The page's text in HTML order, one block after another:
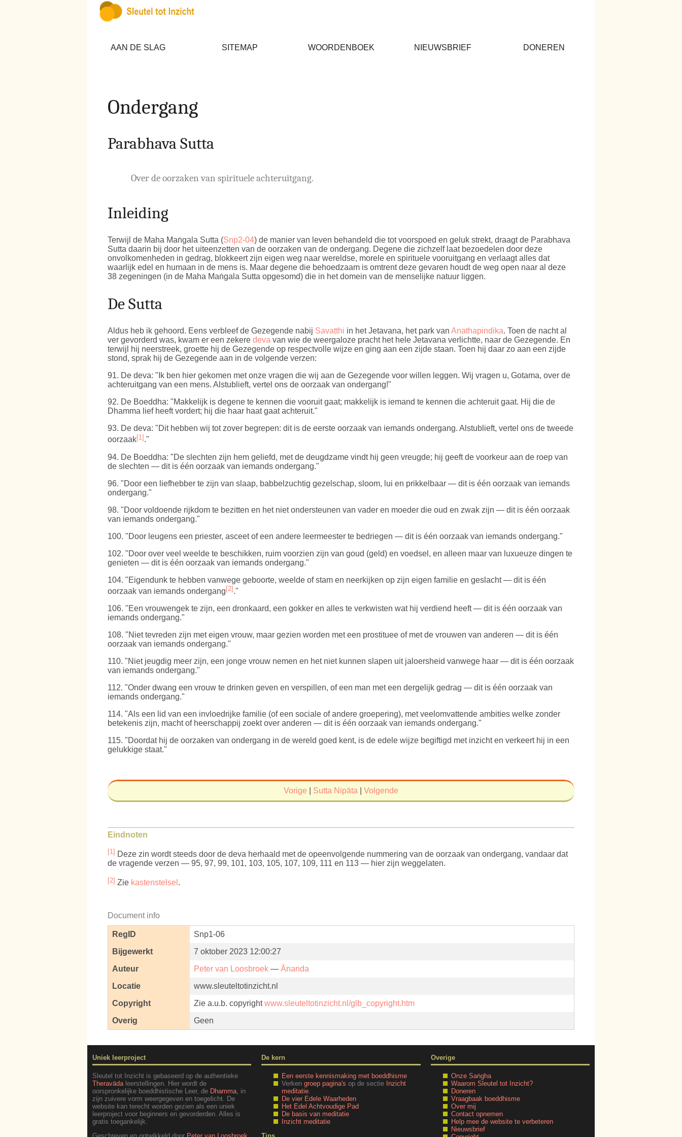
AAN DE SLAG SITEMAP WOORDENBOEK NIEUWSBRIEF DONEREN
Ondergang
Parabhava Sutta
Over de oorzaken van spirituele achteruitgang.
Inleiding
Terwijl de Maha Maṅgala Sutta (Snp2-04) de manier van leven behandeld die tot voorspoed en geluk strekt, draagt de Parabhava
Sutta daarin bij door het uiteenzetten van de oorzaken van de ondergang. Degene die zichzelf laat bezoedelen door deze
onvolkomenheden in gedrag, blokkeert zijn eigen weg naar wereldse, morele en spirituele vooruitgang en verlaagt alles dat
waarlijk edel en humaan in de mens is. Maar degene die behoedzaam is omtrent deze gevaren houdt de weg open naar al deze
38 zegeningen (in de Maha Maṅgala Sutta opgesomd) die in het domein van de menselijke natuur liggen.
De Sutta
Aldus heb ik gehoord. Eens verbleef de Gezegende nabij Savatthi in het Jetavana, het park van Anathapindika. Toen de nacht al
ver gevorderd was, kwam er een zekere deva van wie de weergaloze pracht het hele Jetavana verlichtte, naar de Gezegende. En
terwijl hij neerstreek, groette hij de Gezegende op respectvolle wijze en ging aan een zijde staan. Toen hij daar zo aan een zijde
stond, sprak hij de Gezegende aan in de volgende verzen:
91. De deva: "Ik ben hier gekomen met onze vragen die wij aan de Gezegende voor willen leggen. Wij vragen u, Gotama, over de
achteruitgang van een mens. Alstublieft, vertel ons de oorzaak van ondergang!"
92. De Boeddha: "Makkelijk is degene te kennen die vooruit gaat; makkelijk is iemand te kennen die achteruit gaat. Hij die de
Dhamma lief heeft vordert; hij die haar haat gaat achteruit."
93. De deva: "Dit hebben wij tot zover begrepen: dit is de eerste oorzaak van iemands ondergang. Alstublieft, vertel ons de tweede
oorzaak[1]."
94. De Boeddha: "De slechten zijn hem geliefd, met de deugdzame vindt hij geen vreugde; hij geeft de voorkeur aan de roep van
de slechten — dit is één oorzaak van iemands ondergang."
96. "Door een liefhebber te zijn van slaap, babbelzuchtig gezelschap, sloom, lui en prikkelbaar — dit is één oorzaak van iemands
ondergang."
98. "Door voldoende rijkdom te bezitten en het niet ondersteunen van vader en moeder die oud en zwak zijn — dit is één oorzaak
van iemands ondergang."
100. "Door leugens een priester, asceet of een andere leermeester te bedriegen — dit is één oorzaak van iemands ondergang."
102. "Door over veel weelde te beschikken, ruim voorzien zijn van goud (geld) en voedsel, en alleen maar van luxueuze dingen te
genieten — dit is één oorzaak van iemands ondergang."
104. "Eigendunk te hebben vanwege geboorte, weelde of stam en neerkijken op zijn eigen familie en geslacht — dit is één
oorzaak van iemands ondergang[2]."
106. "Een vrouwengek te zijn, een dronkaard, een gokker en alles te verkwisten wat hij verdiend heeft — dit is één oorzaak van
iemands ondergang."
108. "Niet tevreden zijn met eigen vrouw, maar gezien worden met een prostituee of met de vrouwen van anderen — dit is één
oorzaak van iemands ondergang."
110. "Niet jeugdig meer zijn, een jonge vrouw nemen en het niet kunnen slapen uit jaloersheid vanwege haar — dit is één oorzaak
van iemands ondergang."
112. "Onder dwang een vrouw te drinken geven en verspillen, of een man met een dergelijk gedrag — dit is één oorzaak van
iemands ondergang."
114. "Als een lid van een invloedrijke familie (of een sociale of andere groepering), met veelomvattende ambities welke zonder
betekenis zijn, macht of heerschappij zoekt over anderen — dit is één oorzaak van iemands ondergang."
115. "Doordat hij de oorzaken van ondergang in de wereld goed kent, is de edele wijze begiftigd met inzicht en verkeert hij in een
gelukkige staat."
Vorige Sutta Nipāta Volgende
Eindnoten
[1] Deze zin wordt steeds door de deva herhaald met de opeenvolgende nummering van de oorzaak van ondergang, vandaar dat
de vragende verzen — 95, 97, 99, 101, 103, 105, 107, 109, 111 en 113 — hier zijn weggelaten.
[2] Zie kastenstelsel .
Document info
RegID
Snp1-06
Bijgewerkt
7 oktober 2023 12:00:27
Auteur
Peter van Loosbroek — Ānanda
Locatie
www.sleuteltotinzicht.nl
Copyright
Zie a.u.b. copyrightwww.sleuteltotinzicht.nl/glb_copyright.htm
Overig
Geen
Uniek leerproject
Sleutel tot Inzicht is gebaseerd op de authentieke
Theravādaleerstellingen. Hier wordt de
oorspronkelijke boeddhistische Leer, de Dhamma, in
zijn zuivere vorm weergegeven en toegelicht. De
website kan terecht worden gezien als een uniek
leerproject voor beginners en gevorderden. Alles is
gratis toegankelijk.
De kern
Een eerste kennismaking met boeddhisme
Verkengroep pagina's op de sectie Inzicht
meditatie.
De vier Edele Waarheden
Het Edel Achtvoudige Pad
De basis van meditatie
Inzicht meditatie
Overige
Onze Saṅgha
Waarom Sleutel tot Inzicht?
Doneren
Vraagbaak boeddhisme
Over mij
Contact opnemen
Help mee de website te verbeteren
Nieuwsbrief